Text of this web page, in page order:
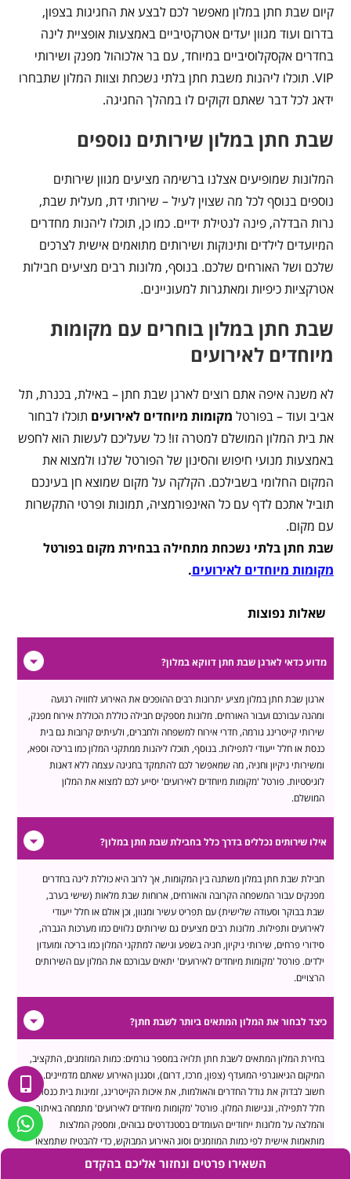
השאירו פרטים ונחזור אליכם בהקדם
קיום שבת חתן במלון מאפשר לכם לבצע את החגיגות בצפון,
בדרום ועוד מגוון יעדים אטרקטיביים באמצעות אופציית לינה
בחדרים אקסקלוסיביים במיוחד, עם בר אלכוהול מפנק ושירותי
VIP. תוכלו ליהנות משבת חתן בלתי נשכחת וצוות המלון שתבחרו
ידאג לכל דבר שאתם זקוקים לו במהלך החגיגה.
שבת חתן במלון שירותים נוספים
המלונות שמופיעים אצלנו ברשימה מציעים מגוון שירותים
נוספים בנוסף לכל מה שצוין לעיל – שירותי דת, מעלית שבת,
נרות הבדלה, פינה לנטילת ידיים. כמו כן, תוכלו ליהנות מחדרים
המיועדים לילדים ותינוקות ושירותים מתואמים אישית לצרכים
שלכם ושל האורחים שלכם. בנוסף, מלונות רבים מציעים חבילות
אטרקציות כיפיות ומאתגרות למעוניינים.
שבת חתן במלון בוחרים עם מקומות
מיוחדים לאירועים
לא משנה איפה אתם רוצים לארגן שבת חתן – באילת, בכנרת, תל
אביב ועוד – בפורטל מקומות מיוחדים לאירועים תוכלו לבחור
את בית המלון המושלם למטרה זו! כל שעליכם לעשות הוא לחפש
באמצעות מנועי חיפוש והסינון של הפורטל שלנו ולמצוא את
המקום החלומי בשבילכם. הקלקה על מקום שמוצא חן בעינכם
תוביל אתכם לדף עם כל האינפורמציה, תמונות ופרטי התקשרות
עם מקום.
שבת חתן בלתי נשכחת מתחילה בבחירת מקום בפורטל
מקומות מיוחדים לאירועים.
שאלות נפוצות
מדוע כדאי לארגן שבת חתן דווקא במלון?
ארגון שבת חתן במלון מציע יתרונות רבים ההופכים את האירוע לחוויה רגועה
ומהנה עבורכם ועבור האורחים. מלונות מספקים חבילה כוללת הכוללת אירוח מפנק,
שירותי קייטרינג גורמה, חדרי אירוח למשפחה ולחברים, ולעיתים קרובות גם בית
כנסת או חלל ייעודי לתפילות. בנוסף, תוכלו ליהנות ממתקני המלון כמו בריכה וספא,
ומשירותי ניקיון וחניה, מה שמאפשר לכם להתמקד בחגיגה עצמה ללא דאגות
לוגיסטיות. פורטל 'מקומות מיוחדים לאירועים' יסייע לכם למצוא את המלון
המושלם.
אילו שירותים נכללים בדרך כלל בחבילת שבת חתן במלון?
חבילת שבת חתן במלון משתנה בין המקומות, אך לרוב היא כוללת לינה בחדרים
מפנקים עבור המשפחה הקרובה והאורחים, ארוחות שבת מלאות (שישי בערב,
שבת בבוקר וסעודה שלישית) עם תפריט עשיר ומגוון, וכן אולם או חלל ייעודי
לאירועים ותפילות. מלונות רבים מציעים גם שירותים נלווים כמו מערכות הגברה,
סידורי פרחים, שירותי ניקיון, חניה בשפע וגישה למתקני המלון כמו בריכה ומועדון
ילדים. פורטל 'מקומות מיוחדים לאירועים' יתאים עבורכם את המלון עם השירותים
הרצויים.
כיצד לבחור את המלון המתאים ביותר לשבת חתן?
בחירת המלון המתאים לשבת חתן תלויה במספר גורמים: כמות המוזמנים, התקציב,
המיקום הגיאוגרפי המועדף (צפון, מרכז, דרום), וסגנון האירוע שאתם מדמיינים.
חשוב לבדוק את גודל החדרים והאולמות, את איכות הקייטרינג, זמינות בית כנסת או
חלל לתפילה, ונגישות המלון. פורטל 'מקומות מיוחדים לאירועים' מתמחה באיתור
והמלצה על מלונות ייחודיים העומדים בסטנדרטים גבוהים, ומספק המלצות
מותאמות אישית לפי כמות המוזמנים וסוג האירוע המבוקש, כדי להבטיח שתמצאו
את המקום המושלם.